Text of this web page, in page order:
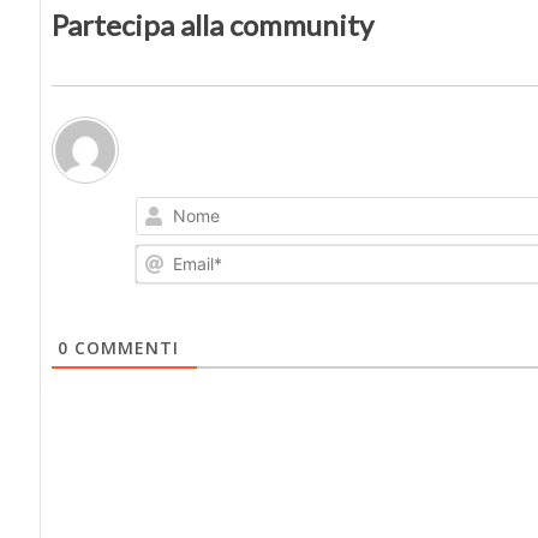
Partecipa alla community
0 COMMENTI